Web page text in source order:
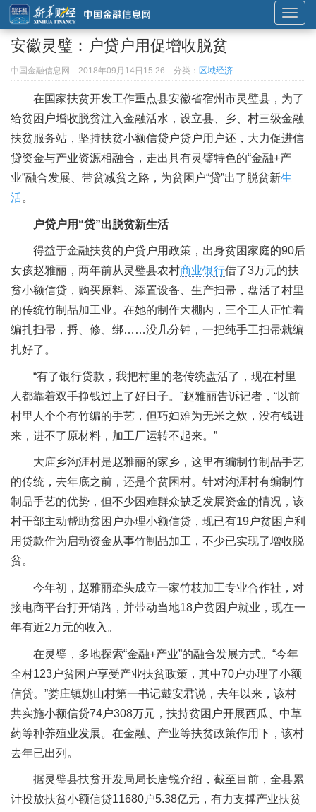
展
开
导
航
安徽灵璧：户贷户用促增收脱贫
中国金融信息网 2018年09月14日15:26 分类： 区域经济
在国家扶贫开发工作重点县安徽省宿州市灵璧县，为了
给贫困户增收脱贫注入金融活水，设立县、乡、村三级金融
扶贫服务站，坚持扶贫小额信贷户贷户用户还，大力促进信
贷资金与产业资源相融合，走出具有灵璧特色的“金融+产
业”融合发展、带贫减贫之路，为贫困户“贷”出了脱贫新生
活。
户贷户用“贷”出脱贫新生活
得益于金融扶贫的户贷户用政策，出身贫困家庭的90后
女孩赵雅丽，两年前从灵璧县农村商业银行借了3万元的扶
贫小额信贷，购买原料、添置设备、生产扫帚，盘活了村里
的传统竹制品加工业。在她的制作大棚内，三个工人正忙着
编扎扫帚，捋、修、绑……没几分钟，一把纯手工扫帚就编
扎好了。
“有了银行贷款，我把村里的老传统盘活了，现在村里
人都靠着双手挣钱过上了好日子。”赵雅丽告诉记者，“以前
村里人个个有竹编的手艺，但巧妇难为无米之炊，没有钱进
来，进不了原材料，加工厂运转不起来。”
大庙乡沟涯村是赵雅丽的家乡，这里有编制竹制品手艺
的传统，去年底之前，还是个贫困村。针对沟涯村有编制竹
制品手艺的优势，但不少困难群众缺乏发展资金的情况，该
村干部主动帮助贫困户办理小额信贷，现已有19户贫困户利
用贷款作为启动资金从事竹制品加工，不少已实现了增收脱
贫。
今年初，赵雅丽牵头成立一家竹枝加工专业合作社，对
接电商平台打开销路，并带动当地18户贫困户就业，现在一
年有近2万元的收入。
在灵璧，多地探索“金融+产业”的融合发展方式。“今年
全村123户贫困户享受产业扶贫政策，其中70户办理了小额
信贷。”娄庄镇姚山村第一书记戴安君说，去年以来，该村
共实施小额信贷74户308万元，扶持贫困户开展西瓜、中草
药等种养殖业发展。在金融、产业等扶贫政策作用下，该村
去年已出列。
据灵璧县扶贫开发局局长唐锐介绍，截至目前，全县累
计投放扶贫小额信贷11680户5.38亿元，有力支撑产业扶贫